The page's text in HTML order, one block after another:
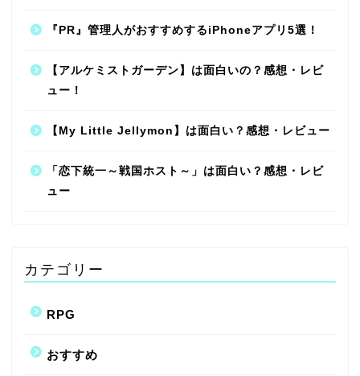
『PR』管理人がおすすめするiPhoneアプリ5選！
【アルケミストガーデン】は面白いの？感想・レビ
ュー！
【My Little Jellymon】は面白い？感想・レビュー
「恋下統一～戦国ホスト～」は面白い？感想・レビ
ュー
カテゴリー
RPG
おすすめ